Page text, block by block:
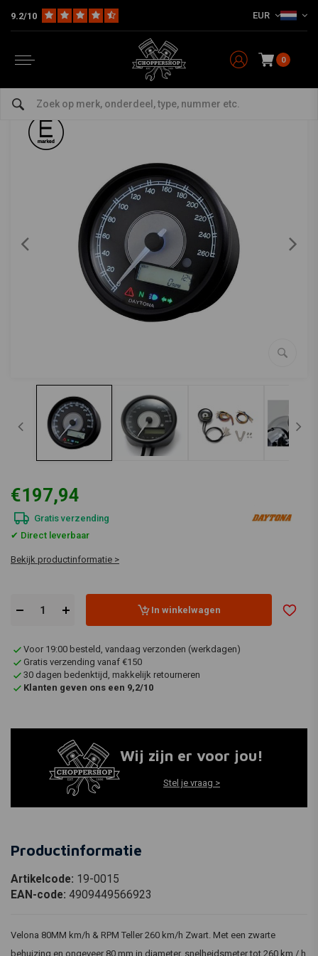
9.2/10 EUR
0
Multi-fit Tellers 80MM Velona 260 km/h & RPM Teller Zwart
bekijk alles van Daytona
80MM Velona 260 km/h & RPM Teller Zwart
€197,94
Gratis verzending
✔ Direct leverbaar
Bekijk productinformatie >
In winkelwagen
Voor 19:00 besteld, vandaag verzonden (werkdagen)
Gratis verzending vanaf €150
30 dagen bedenktijd, makkelijk retourneren
Klanten geven ons een 9,2/10
Wij zijn er voor jou!
Stel je vraag >
Productinformatie
Artikelcode: 19-0015
EAN-code: 4909449566923
Velona 80MM km/h & RPM Teller 260 km/h Zwart. Met een zwarte
behuizing en ongeveer 80 mm in diameter, snelheidsmeter tot 260 km / h